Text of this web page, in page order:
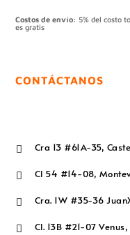
Costos de envío: 5% del costo
es gratis
CONTÁCTANOS
 Cra 13 #61A-35,
 Cl 54 #14-08,
 Cra. 1W #35-36
 Cl. 13B #21-07